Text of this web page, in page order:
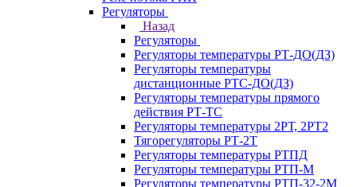
Регуляторы
Назад
Регуляторы
Регуляторы температуры РТ-ДО(ДЗ)
Регуляторы температуры
дистанционные РТС-ДО(ДЗ)
Регуляторы температуры прямого
действия РТ-ТС
Регуляторы температуры 2РТ, 2РT2
Тягорегуляторы РТ-2Т
Регуляторы температуры РТПД
Регуляторы температуры РТП-M
Регуляторы температуры РТП-32-2М